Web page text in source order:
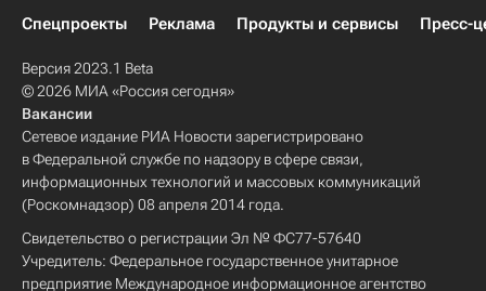
Спецпроекты
Реклама Продукты и сервисы Пресс-
Версия 2023.1 Beta
© 2026 МИА «Россия сегодня»
Вакансии
Сетевое издание РИА Новости зарегистрировано
в Федеральной службе по надзору в сфере связи,
информационных технологий и массовых коммуникаций
(Роскомнадзор) 08 апреля 2014 года.
Свидетельство о регистрации Эл № ФС77-57640
Учредитель: Федеральное государственное унитарное
предприятие Международное информационное агентство